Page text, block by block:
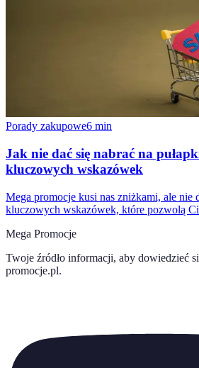
Porady zakupowe6 min
Jak nie dać się nabrać na
kluczowych wskazówek
Mega promocje kusi nas zniżkami, ale nie
kluczowych wskazówek, które pozwolą Ci
Mega Promocje
Twoje źródło informacji, aby dowiedzieć
promocje.pl.